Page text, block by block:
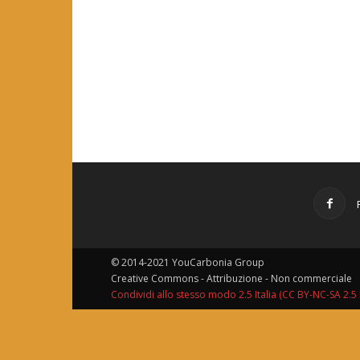
© 2014-2021 YouCarbonia Group
Creative Commons - Attribuzione - Non commerciale
Condividi allo stesso modo 2.5 Italia (CC BY-NC-SA 2.5